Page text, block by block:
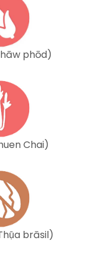
phōd)
Chai)
brāsil)